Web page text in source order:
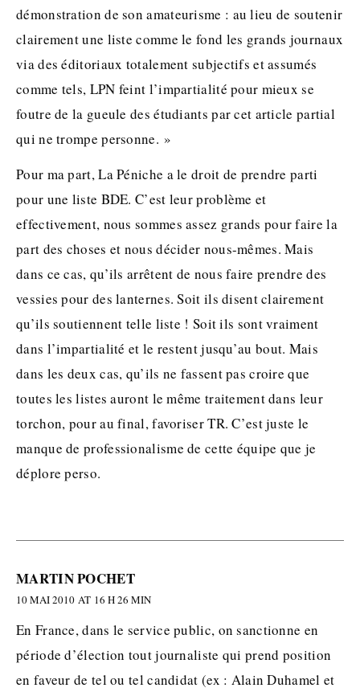
démonstration de son amateurisme : au lieu de soutenir
clairement une liste comme le fond les grands journaux
via des éditoriaux totalement subjectifs et assumés
comme tels, LPN feint l’impartialité pour mieux se
foutre de la gueule des étudiants par cet article partial
qui ne trompe personne. »
Pour ma part, La Péniche a le droit de prendre parti
pour une liste BDE. C’est leur problème et
effectivement, nous sommes assez grands pour faire la
part des choses et nous décider nous-mêmes. Mais
dans ce cas, qu’ils arrêtent de nous faire prendre des
vessies pour des lanternes. Soit ils disent clairement
qu’ils soutiennent telle liste ! Soit ils sont vraiment
dans l’impartialité et le restent jusqu’au bout. Mais
dans les deux cas, qu’ils ne fassent pas croire que
toutes les listes auront le même traitement dans leur
torchon, pour au final, favoriser TR. C’est juste le
manque de professionalisme de cette équipe que je
déplore perso.
MARTIN POCHET
10 MAI 2010 AT 16 H 26 MIN
En France, dans le service public, on sanctionne en
période d’élection tout journaliste qui prend position
en faveur de tel ou tel candidat (ex : Alain Duhamel et